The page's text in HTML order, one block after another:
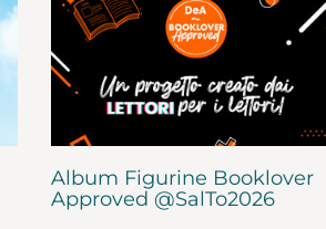
Album Figurine Booklover
Approved @SalTo2026